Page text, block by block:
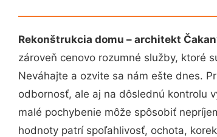
Rekonštrukcia domu – architekt
zároveň cenovo rozumné služby, ktoré
Neváhajte a ozvite sa nám ešte dnes.
odbornosť, ale aj na dôslednú kontrolu
malé pochybenie môže spôsobiť
hodnoty patrí spoľahlivosť, ochota,